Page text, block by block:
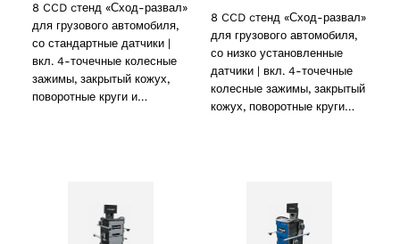
8 CCD cтенд «Сход-развал»
для грузового автомобиля,
со стандартные датчики |
вкл. 4-точечные колесные
зажимы, закрытый кожух,
поворотные круги и…
8 CCD cтенд «Сход-развал»
для грузового автомобиля,
со низко установленные
датчики | вкл. 4-точечные
колесные зажимы, закрытый
кожух, поворотные круги…